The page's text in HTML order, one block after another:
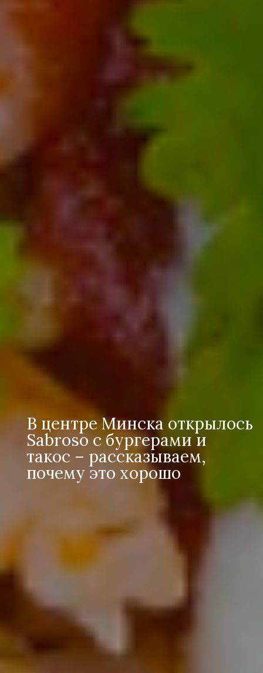
В центре Минска открылось
Sabroso с бургерами и
такос – рассказываем,
почему это хорошо